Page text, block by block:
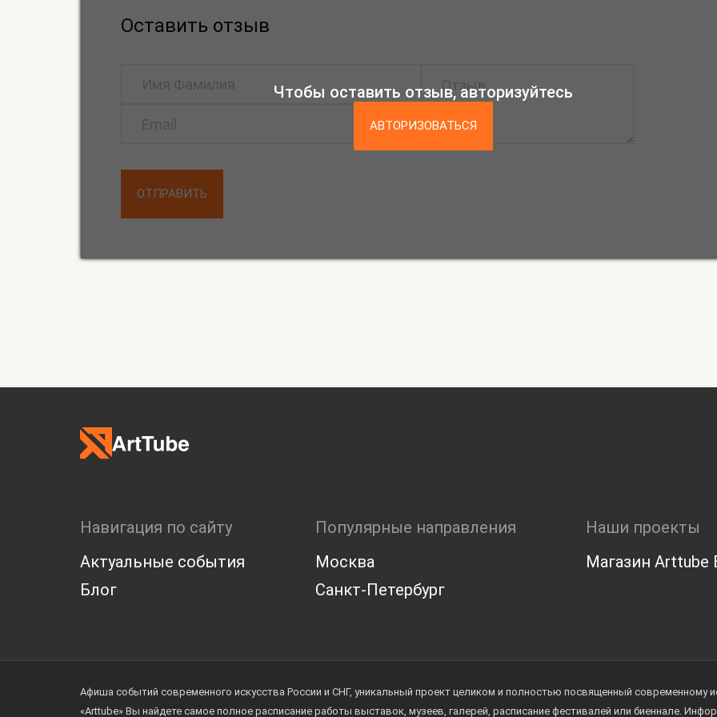
Чтобы оставить отзыв, авторизуйтесь
АВТОРИЗОВАТЬСЯ
Оставить отзыв
ОТПРАВИТЬ
Навигация по сайту
Актуальные события
Блог
Популярные направления
Москва
Санкт-Петербург
Наши проекты
Магазин Arttube
Афиша событий современного искусства России и СНГ, уникальный проект целиком и полностью посвященный современному
«Arttube» Вы найдете самое полное расписание работы выставок, музеев, галерей, расписание фестивалей или биеннале.